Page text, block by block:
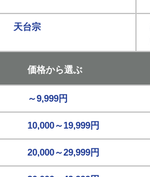
天台宗
価格から選ぶ
～9,999円
10,000～19,999円
20,000～29,999円